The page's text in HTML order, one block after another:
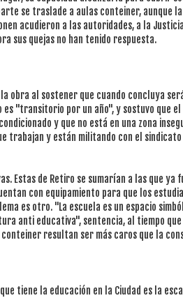
se traslade a aulas conteiner, aunque
acudieron a las autoridades, a la
sus quejas no han tenido respuesta.
obra al sostener que cuando concluya
es "transitorio por un año", y sostuvo que
y que no está en una zona
trabajan y están militando con el
Estas de Retiro se sumarían a las que ya
con equipamiento para que los
es otro. "La escuela es un espacio
anti educativa", sentencia, al tiempo
resultan ser más caros que la
tiene la educación en la Ciudad es la